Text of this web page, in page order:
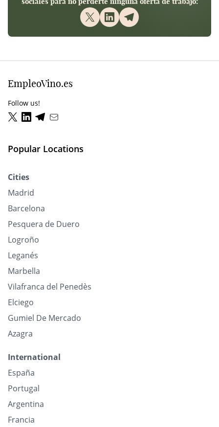
EmpleoVino.es
Follow us!
Popular Locations
Cities
Madrid
Barcelona
Pesquera de Duero
Logroño
Leganés
Marbella
Vilafranca del Penedès
Elciego
Gumiel De Mercado
Azagra
International
España
Portugal
Argentina
Francia